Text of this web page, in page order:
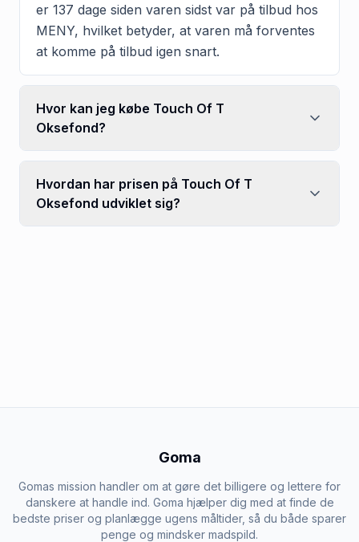
er 137 dage siden varen sidst var på tilbud hos
MENY, hvilket betyder, at varen må forventes
at komme på tilbud igen snart.
Hvor kan jeg købe Touch Of T
Oksefond?
Hvordan har prisen på Touch Of T
Oksefond udviklet sig?
Goma
Gomas mission handler om at gøre det billigere og lettere for
danskere at handle ind. Goma hjælper dig med at finde de
bedste priser og planlægge ugens måltider, så du både sparer
penge og mindsker madspild.